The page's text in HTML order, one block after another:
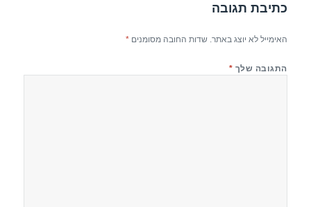
כתיבת תגובה
האימייל לא יוצג באתר. שדות החובה מסומנים*
התגובה שלך *